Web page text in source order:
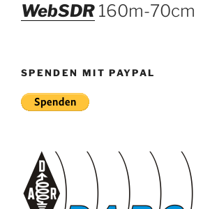
WebSDR 160m-70cm
SPENDEN MIT PAYPAL